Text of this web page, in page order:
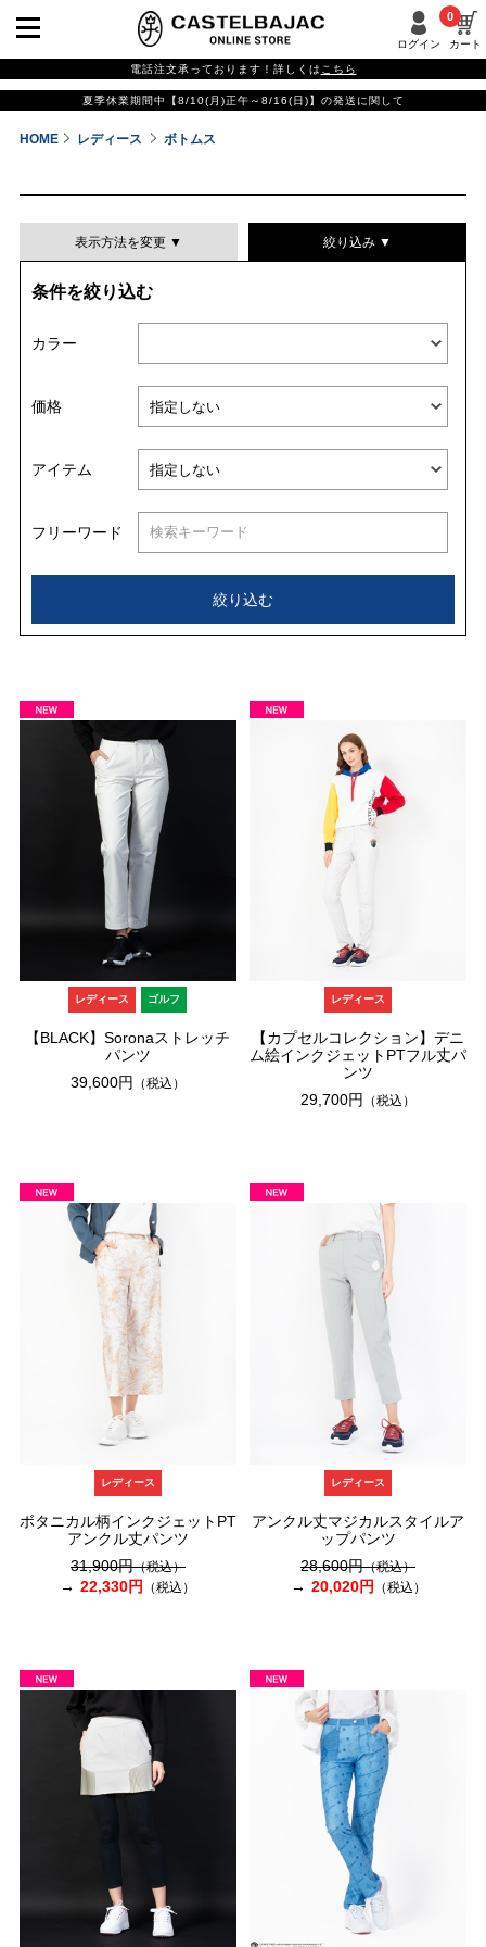
ログイン カート
0
電話注文承っております！詳しくは こちら
夏季休業期間中【8/10(月)正午～8/16(日)】の発送に関して
HOME レディース ボトムス
表示方法を変更 ▼
並び替える
絞り込み ▼
条件を絞り込む
カラー
価格
アイテム
フリーワード
絞り込む
レディース ゴルフ
【BLACK】Soronaストレッチ
パンツ
39,600円
（税込）
レディース
【カプセルコレクション】デニ
ム絵インクジェットPTフル丈パ
ンツ
29,700円
（税込）
レディース
ボタニカル柄インクジェットPT
アンクル丈パンツ
31,900円（税込）
22,330円 （税込）
レディース
アンクル丈マジカルスタイルア
ップパンツ
28,600円（税込）
20,020円 （税込）